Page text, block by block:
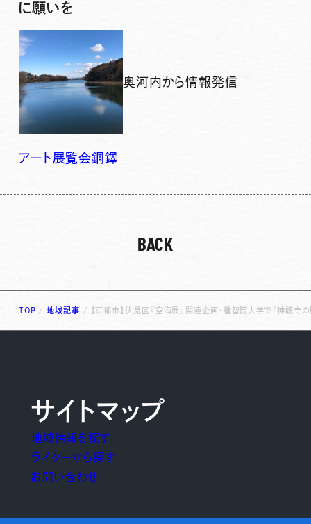
に願いを
奥河内から情報発信
アート 展覧会銅鐸
BACK
TOP /地域記事 / 【京都市】伏見区『空海展』関連企画・種智院大学で「神護寺
サイトマップ
地域情報を探す
ライターから探す
お問い合わせ